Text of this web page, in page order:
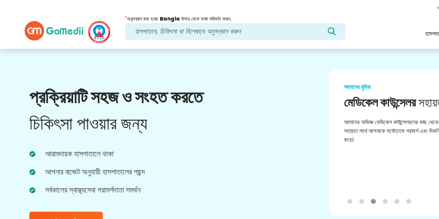
*অনুসন্ধান করা হচ্ছে Bangla উপরে থেকে ভাষা পরিবর্তন করুন.
প্রক্রিয়াটি সহজ ও সংহত করতে
চিকিৎসা পাওয়ার জন্য
আরামদায়ক হাসপাতালে থাকা
আপনার বাজেট অনুযায়ী হাসপাতালের পছন্দ
সর্বকালের স্বাস্থ্যসেবা পরামর্শদাতা সমর্থন
আমাদের সুবিধা
পোস্ট চিকিত্সাঅনুসরণ যত্ন
আপনার সমস্যার সমাধান করার জন্য আমাদের দলের সাথে 24x7
চিকিৎসা এবং রোগীর সহায়তা পান। আপনার চিকিৎসার
আমাদের সুবিধা
মেডিকেল কাউন্সেলর
আমাদের অভিজ্ঞ মেডিকেল কাউন্সেলরদের কাছ থেকে
সহায়তা পান। আপনাকে সর্বোত্তম পরামর্শ এবং
করে।